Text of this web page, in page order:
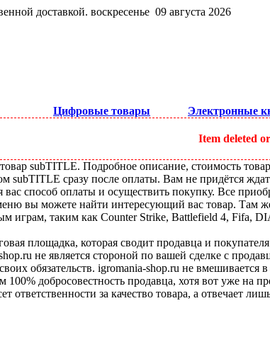
доставкой. воскресенье 09 августа 2026
Цифровые товары Электронные
Item deleted
subTITLE. Подробное описание, стоимость
subTITLE сразу после оплаты. Вам не придётся
вас способ оплаты и осуществить покупку. Все
вы можете найти интересующий вас товар. Там
играм, таким как Counter Strike, Battlefield 4, Fifa,
площадка, которая сводит продавца и
не является стороной по вашей сделке с
обязательств. igromania-shop.ru не
100% добросовестность продавца, хотя вот уже
ответственности за качество товара, а отвечает